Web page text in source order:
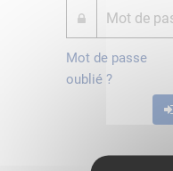
Mot de passe
oublié ?